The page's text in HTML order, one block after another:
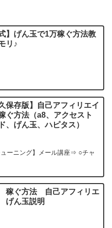
式】げん玉で1万稼ぐ方法教
リ♪
久保存版】自己アフィリエイ
ぐ方法（a8、アクセスト
、げん玉、ハピタス）
ーニング】メール講座⇒ ○チャ
稼ぐ方法 自己アフィリエ
げん玉説明